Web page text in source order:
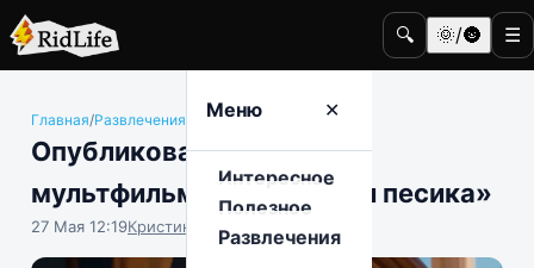
🔍 🌞/🌚 ☰
Меню ✕
Интересное
Полезное
Развлечения
Главная/Развлечения Кино и телевидение
Опубликован трейлер
мультфильма «Папа, купи песика»
27 Мая 12:19Кристина Логинова